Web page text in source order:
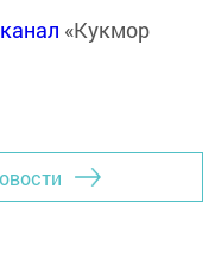
«Кукмор